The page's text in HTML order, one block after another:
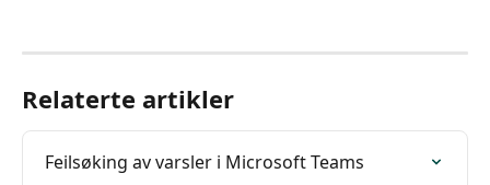
Relaterte artikler
Feilsøking av varsler i Microsoft Teams